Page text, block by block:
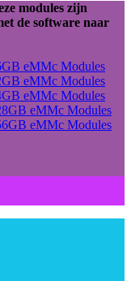
modules zijn
de software naar
eMMc Modules
eMMc Modules
eMMc Modules
eMMc Modules
eMMc Modules